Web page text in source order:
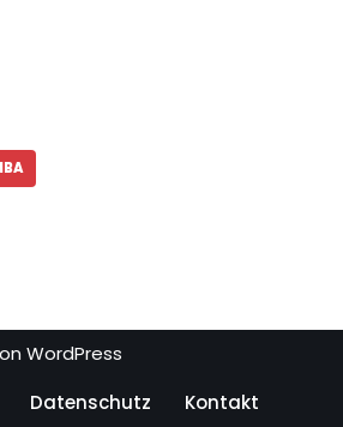
WordPress
Datenschutz Kontakt